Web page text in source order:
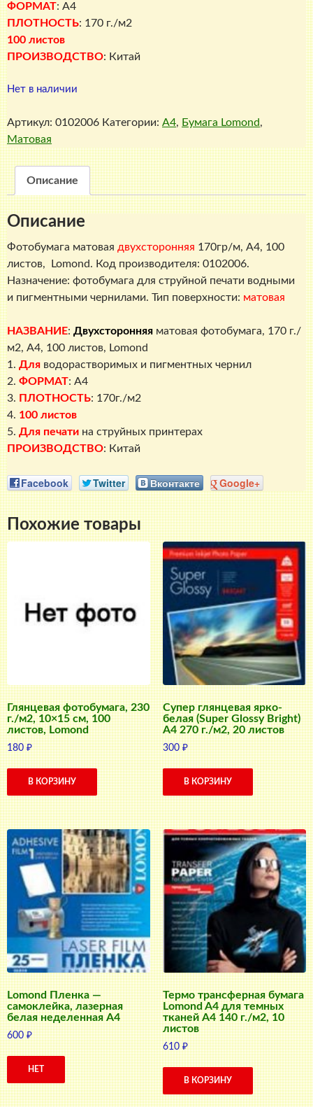
ФОРМАТ: A4
ПЛОТНОСТЬ: 170 г./м2
100 листов
ПРОИЗВОДСТВО: Китай
Нет в наличии
Артикул: 0102006 Категории: A4, Бумага Lomond,
Матовая
Описание
Описание
Фотобумага матовая двухсторонняя 170гр/м, A4, 100
листов, Lomond. Код производителя: 0102006.
Назначение: фотобумага для струйной печати водными
и пигментными чернилами. Тип поверхности: матовая
НАЗВАНИЕ: Двухсторонняя матовая фотобумага, 170 г./
м2, A4, 100 листов, Lomond
1. Для водорастворимых и пигментных чернил
2. ФОРМАТ: A4
3. ПЛОТНОСТЬ: 170г./м2
4. 100 листов
5. Для печати на струйных принтерах
ПРОИЗВОДСТВО: Китай
Facebook Twitter Вконтакте Google+
Похожие товары
Глянцевая фотобумага, 230
г./м2, 10×15 см, 100
листов, Lomond
180₽
В КОРЗИНУ
Супер глянцевая ярко-
белая (Super Glossy Bright)
A4 270 г./м2, 20 листов
300₽
В КОРЗИНУ
Lomond Пленка —
самоклейка, лазерная
белая неделенная A4
600₽
НЕТ
Термо трансферная бумага
Lomond A4 для темных
тканей A4 140 г./м2, 10
листов
610₽
В КОРЗИНУ